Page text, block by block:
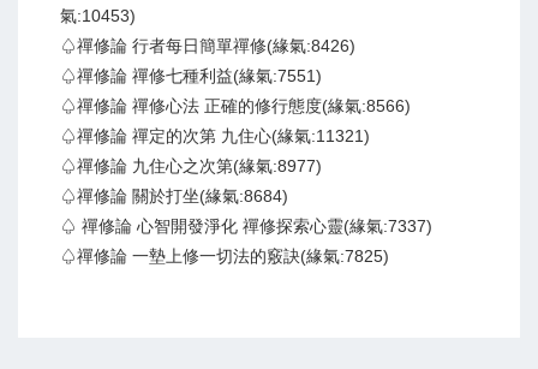
氣:10453)
♤禪修論 行者每日簡單禪修(緣氣:8426)
♤禪修論 禪修七種利益(緣氣:7551)
♤禪修論 禪修心法 正確的修行態度(緣氣:8566)
♤禪修論 禪定的次第 九住心(緣氣:11321)
♤禪修論 九住心之次第(緣氣:8977)
♤禪修論 關於打坐(緣氣:8684)
♤ 禪修論 心智開發淨化 禪修探索心靈(緣氣:7337)
♤禪修論 一墊上修一切法的竅訣(緣氣:7825)